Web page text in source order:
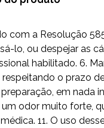
com a Resolução
lo, ou despejar as
habilitado. 6.
o prazo
em nada
odor muito forte,
11. O uso